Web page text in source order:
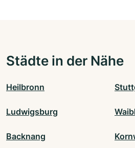
Städte in der Nähe
Heilbronn
Ludwigsburg
Backnang